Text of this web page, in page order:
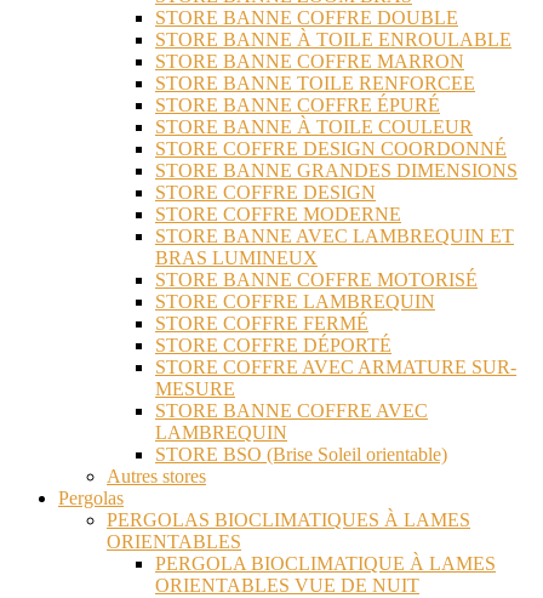
STORE BANNE COFFRE DOUBLE
STORE BANNE À TOILE ENROULABLE
STORE BANNE COFFRE MARRON
STORE BANNE TOILE RENFORCEE
STORE BANNE COFFRE ÉPURÉ
STORE BANNE À TOILE COULEUR
STORE COFFRE DESIGN COORDONNÉ
STORE BANNE GRANDES DIMENSIONS
STORE COFFRE DESIGN
STORE COFFRE MODERNE
STORE BANNE AVEC LAMBREQUIN ET
BRAS LUMINEUX
STORE BANNE COFFRE MOTORISÉ
STORE COFFRE LAMBREQUIN
STORE COFFRE FERMÉ
STORE COFFRE DÉPORTÉ
STORE COFFRE AVEC ARMATURE SUR-
MESURE
STORE BANNE COFFRE AVEC
LAMBREQUIN
STORE BSO (Brise Soleil orientable)
Autres stores
Pergolas
PERGOLAS BIOCLIMATIQUES À LAMES
ORIENTABLES
PERGOLA BIOCLIMATIQUE À LAMES
ORIENTABLES VUE DE NUIT